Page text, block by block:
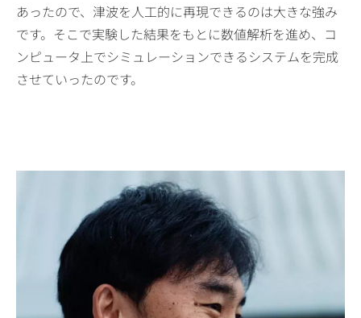
あったので、津波を人工的に再現できるのは大きな強み
です。そこで実験した結果をもとに数値解析を進め、コ
ンピュータ上でシミュレーションできるシステムを完成
させていったのです。